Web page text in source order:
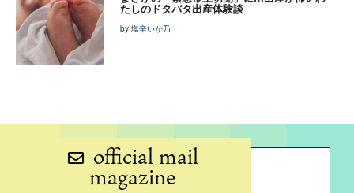
たしのドタバタ出産体験談
by 塩辛いか乃
official mail
magazine